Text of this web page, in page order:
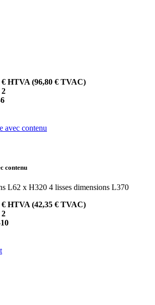
€ HTVA (96,80 € TVAC)
2
contenu
L62 x H320 4 lisses dimensions L370
€ HTVA (42,35 € TVAC)
2